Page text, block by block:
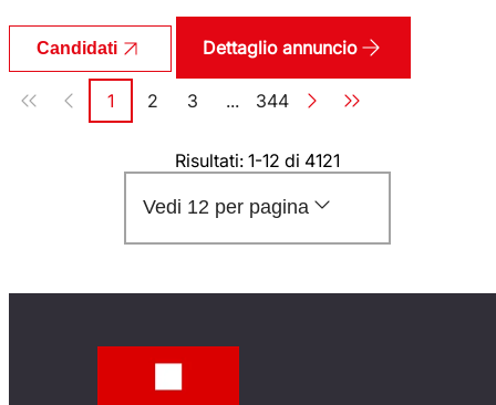
Candidati Dettaglio annuncio
Paginazione
Pagina
1 Pagina
2 Pagina
3 ... Pagina
344
Risultati: 1-12 di 4121
Vedi 12 per pagina